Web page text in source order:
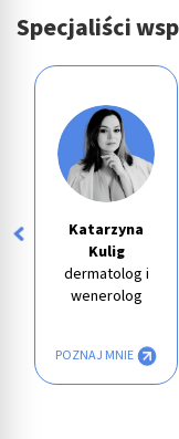
Specjaliści
Katarzyna
Kulig
dermatolog i
wenerolog
POZNAJ MNIE